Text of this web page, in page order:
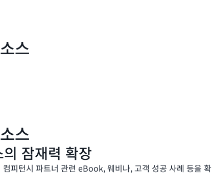
스
스
잠재력 확장
컴피턴시 파트너 관련 eBook, 웨비나, 고객 성공 사례 등을 확